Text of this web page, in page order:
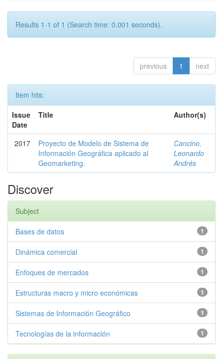
Results 1-1 of 1 (Search time: 0.001 seconds).
previous 1 next
Item hits:
Issue
Date
Title Author(s)
2017
Proyecto de Modelo de Sistema de
Información Geográfica aplicado al
Geomarketing.
Cancino,
Leonardo
Andrés
Discover
Subject
1
Bases de datos
1
Dinámica comercial
1
Enfoques de mercados
1
Estructuras macro y micro económicas
1
Sistemas de Información Geográfico
1
Tecnologías de la información